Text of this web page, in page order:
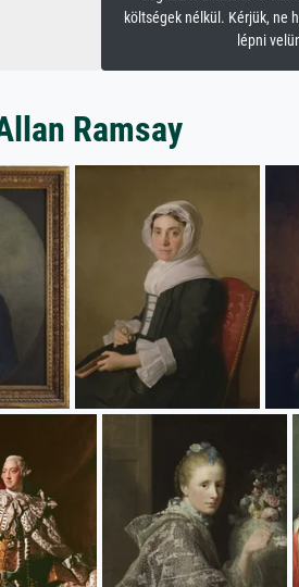
költségek nélkül. Kérjük, ne
lépni
Ramsay